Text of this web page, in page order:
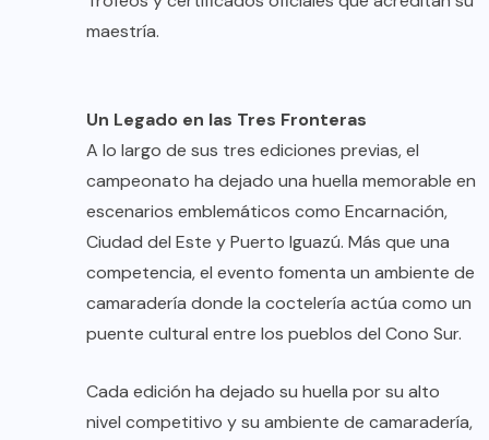
maestría.
Un Legado en las Tres Fronteras
A lo largo de sus tres ediciones previas, el
campeonato ha dejado una huella memorable en
escenarios emblemáticos como Encarnación,
Ciudad del Este y Puerto Iguazú. Más que una
competencia, el evento fomenta un ambiente de
camaradería donde la coctelería actúa como un
puente cultural entre los pueblos del Cono Sur.
Cada edición ha dejado su huella por su alto
nivel competitivo y su ambiente de camaradería,